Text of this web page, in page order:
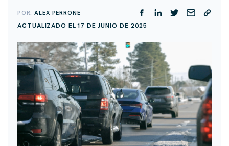
POR:ALEX PERRONE
ACTUALIZADO EL 17 DE JUNIO DE 2025